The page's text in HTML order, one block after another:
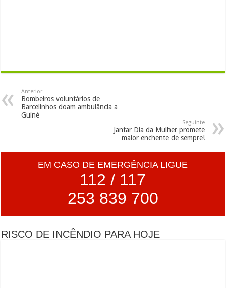
Anterior
Bombeiros voluntários de
Barcelinhos doam ambulância a
Guiné
Seguinte
Jantar Dia da Mulher promete
maior enchente de sempre!
EM CASO DE EMERGÊNCIA LIGUE
112 / 117
253 839 700
RISCO DE INCÊNDIO PARA HOJE